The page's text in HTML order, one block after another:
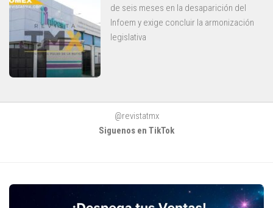
de seis meses en la desaparición del
Infoem y exige concluir la armonización
legislativa
@revistatmx
Siguenos en TikTok